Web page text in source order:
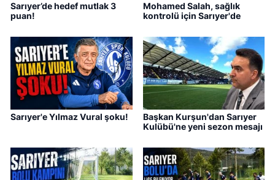
Sarıyer’de hedef mutlak 3
puan!
Mohamed Salah, sağlık
kontrolü için Sarıyer'de
Sarıyer'e Yılmaz Vural şoku!
Başkan Kurşun'dan Sarıyer
Kulübü'ne yeni sezon mesajı